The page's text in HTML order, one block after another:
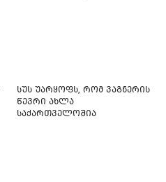
სუს უარყოფს, რომ ვაგნერის
წევრი ახლა
საქართველოშია